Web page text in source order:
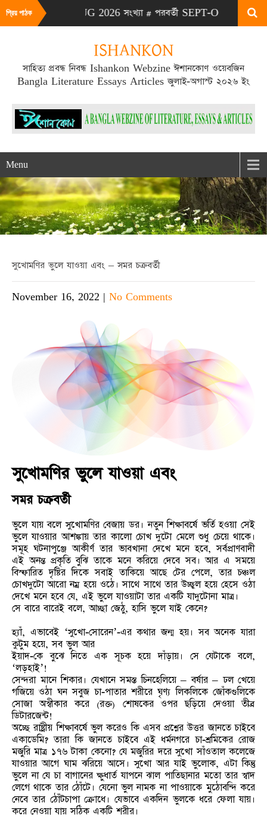
প্রিয় পাঠক
# এটা JULY-AUG 2026 সংখ্যা # পরবর্তী SEPT-OCT 2026
ISHANKON
সাহিত্য প্রবন্ধ নিবন্ধ Ishankon Webzine ঈশানকোণ ওয়েবজিন
Bangla Literature Essays Articles জুলাই-অগাস্ট ২০২৬ ইং
Menu
সুখোমণির ভুলে যাওয়া এবং – সমর চক্রবর্তী
November 16, 2022 | No Comments
সুখোমণির ভুলে যাওয়া এবং
সমর চক্রবর্তী
ভুলে যায় বলে সুখোমণির বেজায় ডর। নতুন শিক্ষাবর্ষে ভর্তি হওয়া সেই
ভুলে যাওয়ার আশঙ্কায় তার কালো চোখ দুটো মেলে শুধু চেয়ে থাকে।
সমূহ ঘটনাপুঞ্জে আকীর্ণ তার ভাবখানা দেখে মনে হবে, সর্বপ্রাণবাদী
এই অনন্ত প্রকৃতি বুঝি তাকে মনে করিয়ে দেবে সব। আর এ সময়ে
বিস্ফারিত দৃষ্টির দিকে সবাই তাকিয়ে আছে টের পেলে, তার চঞ্চল
চোখদুটো আরো নম্র হয়ে ওঠে। সাথে সাথে তার উচ্ছ্বল হয়ে হেসে ওঠা
দেখে মনে হবে যে, এই ভুলে যাওয়াটা তার একটি যাদুটোনা মাত্র।
সে বারে বারেই বলে, আচ্ছা জেঠু, হাসি ভুলে যাই কেনে?
হ্যাঁ, এভাবেই ‘সুখো-সোরেন’-এর কথার জন্ম হয়। সব অনেক যারা
কুটুম হয়ে, সব ভুল আর
ইয়াদ-কে বুঝে নিতে এক সূচক হয়ে দাঁড়ায়। সে যেটাকে বলে,
‘লড়হাই’!
সেন্দরা মানে শিকার। যেখানে সমস্ত চিনহেলিয়ে – বর্ষার – ঢল খেয়ে
গজিয়ে ওঠা ঘন সবুজ চা-পাতার শরীরে ঘৃণ্য লিকলিকে জোঁকগুলিকে
সোজা অস্বীকার করে (রক্ত) শোষকের ওপর ছড়িয়ে দেওয়া তীব্র
ডিটারজেন্ট!
অচ্ছে রাষ্ট্রীয় শিক্ষাবর্ষে ভুল করেও কি এসব প্রশ্নের উত্তর জানতে চাইবে
একাডেমি? তারা কি জানতে চাইবে এই ধর্মনগরে চা-শ্রমিকের রোজ
মজুরি মাত্র ১৭৬ টাকা কেনো? যে মজুরির দরে সুখো সাঁওতাল কলেজে
যাওয়ার আগে ঘাম ঝরিয়ে আসে। সুখো আর যাই ভুলোক, এটা কিন্তু
ভুলে না যে চা বাগানের ক্ষুধার্ত যাপনে ঝাল পাতিছানার মতো তার স্বাদ
লেগে থাকে তার ঠোঁটে। যেনো ভুল নামক না পাওয়াকে মুঠোবন্দি করে
নেবে তার ঠোঁটচাপা ক্রোধে। যেভাবে একদিন ভুলকে ধরে ফেলা যায়।
করে নেওয়া যায় সঠিক একটি শরীর।